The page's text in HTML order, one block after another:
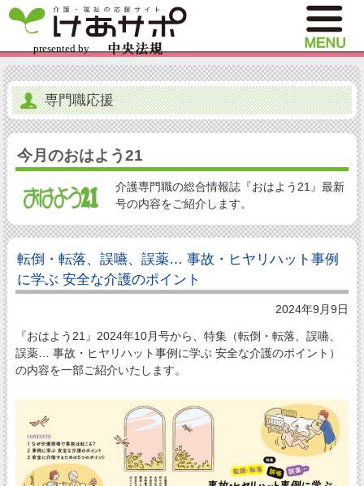
専門職応援
今月のおはよう21
介護専門職の総合情報誌『おはよう21』最新
号の内容をご紹介します。
転倒・転落、誤嚥、誤薬… 事故・ヒヤリハット事例
に学ぶ 安全な介護のポイント
2024年9月9日
『おはよう21』2024年10月号から、特集（転倒・転落、誤嚥、
誤薬… 事故・ヒヤリハット事例に学ぶ 安全な介護のポイント）
の内容を一部ご紹介いたします。